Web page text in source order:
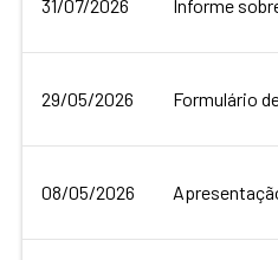
31/07/2026 Informe
29/05/2026 Formulário
08/05/2026